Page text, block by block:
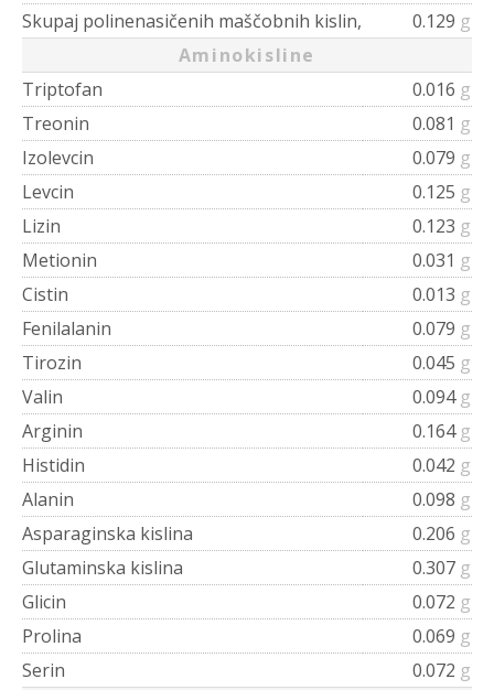
Skupaj polinenasičenih maščobnih kislin,
0.129 g
Aminokisline
Triptofan
0.016 g
Treonin
0.081 g
Izolevcin
0.079 g
Levcin
0.125 g
Lizin
0.123 g
Metionin
0.031 g
Cistin
0.013 g
Fenilalanin
0.079 g
Tirozin
0.045 g
Valin
0.094 g
Arginin
0.164 g
Histidin
0.042 g
Alanin
0.098 g
Asparaginska kislina
0.206 g
Glutaminska kislina
0.307 g
Glicin
0.072 g
Prolina
0.069 g
Serin
0.072 g